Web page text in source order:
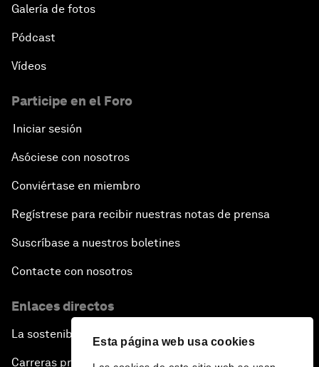
Esta página web usa cookies
Galería de fotos
Pódcast
Vídeos
Participe en el Foro
Iniciar sesión
Asóciese con nosotros
Conviértase en miembro
Regístrese para recibir nuestras notas de prensa
Suscríbase a nuestros boletines
Contacte con nosotros
Enlaces directos
La sostenibilidad en el Foro
Carreras profesionales